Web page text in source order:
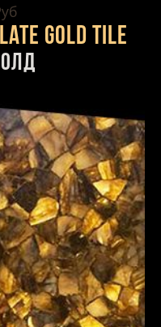
gold tile